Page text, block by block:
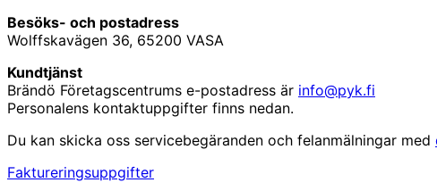
Besöks- och postadress
Wolffskavägen 36, 65200 VASA
Kundtjänst
Brändö Företagscentrums e-postadress är info@pyk.fi
Personalens kontaktuppgifter finns nedan.
Du kan skicka oss servicebegäranden och felanmälningar med
Faktureringsuppgifter